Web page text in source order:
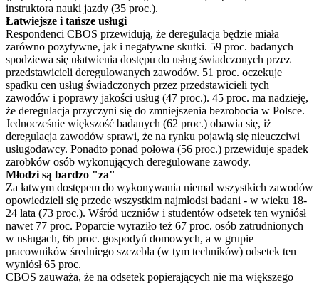
instruktora nauki jazdy (35 proc.).
Łatwiejsze i tańsze usługi
Respondenci CBOS przewidują, że deregulacja będzie miała
zarówno pozytywne, jak i negatywne skutki. 59 proc. badanych
spodziewa się ułatwienia dostępu do usług świadczonych przez
przedstawicieli deregulowanych zawodów. 51 proc. oczekuje
spadku cen usług świadczonych przez przedstawicieli tych
zawodów i poprawy jakości usług (47 proc.). 45 proc. ma nadzieję,
że deregulacja przyczyni się do zmniejszenia bezrobocia w Polsce.
Jednocześnie większość badanych (62 proc.) obawia się, iż
deregulacja zawodów sprawi, że na rynku pojawią się nieuczciwi
usługodawcy. Ponadto ponad połowa (56 proc.) przewiduje spadek
zarobków osób wykonujących deregulowane zawody.
Młodzi są bardzo "za"
Za łatwym dostępem do wykonywania niemal wszystkich zawodów
opowiedzieli się przede wszystkim najmłodsi badani - w wieku 18-
24 lata (73 proc.). Wśród uczniów i studentów odsetek ten wyniósł
nawet 77 proc. Poparcie wyraziło też 67 proc. osób zatrudnionych
w usługach, 66 proc. gospodyń domowych, a w grupie
pracowników średniego szczebla (w tym techników) odsetek ten
wyniósł 65 proc.
CBOS zauważa, że na odsetek popierających nie ma większego